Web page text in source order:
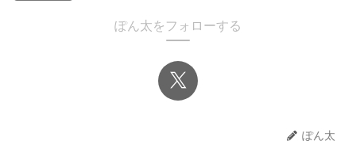
ぽん太をフォローする
ぽん太